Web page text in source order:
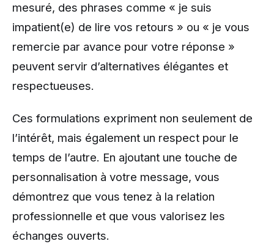
mesuré, des phrases comme « je suis
impatient(e) de lire vos retours » ou « je vous
remercie par avance pour votre réponse »
peuvent servir d’alternatives élégantes et
respectueuses.
Ces formulations expriment non seulement de
l’intérêt, mais également un respect pour le
temps de l’autre. En ajoutant une touche de
personnalisation à votre message, vous
démontrez que vous tenez à la relation
professionnelle et que vous valorisez les
échanges ouverts.